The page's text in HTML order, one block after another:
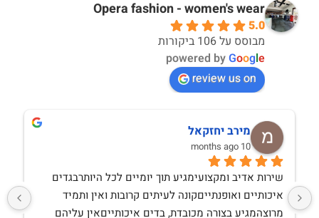
Opera fashion - women's wear
5.0
מבוסס על 106 ביקורות
powered byGoogle
review us on
מירב יחזקאל
10 months ago